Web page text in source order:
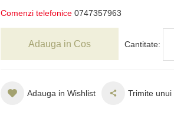
Comenzi telefonice 0747357963
Cantitate:
Adauga in Cos
Adauga in Wishlist Trimite unui